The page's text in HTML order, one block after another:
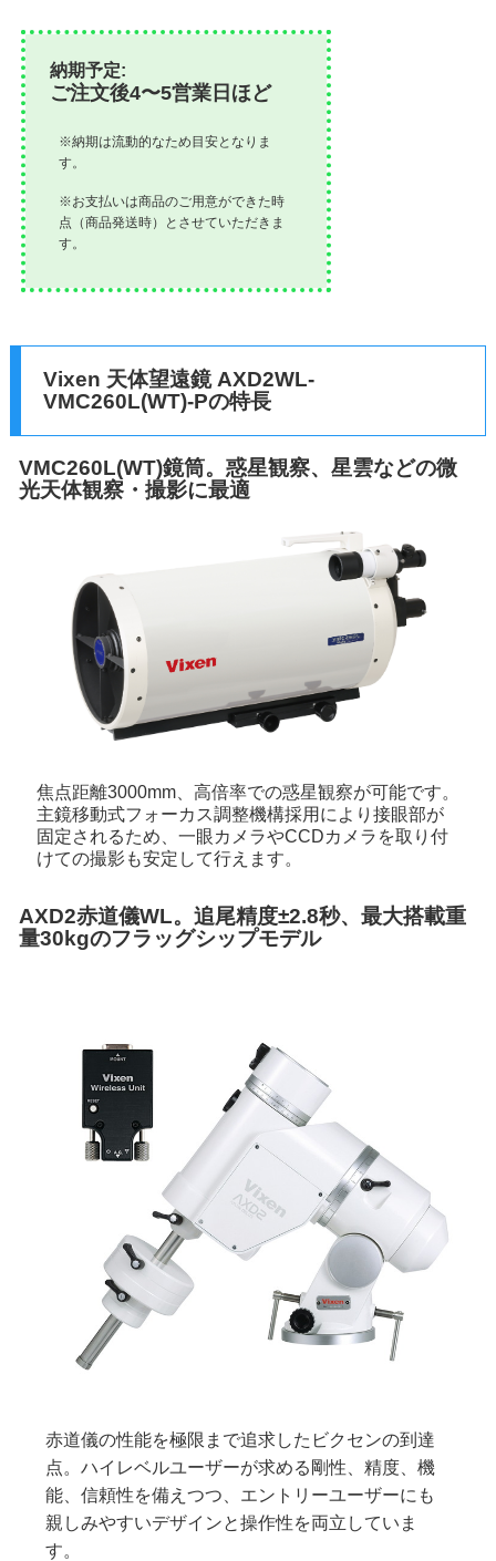
納期予定:
ご注文後4〜5営業日ほど
※納期は流動的なため目安となりま
す。
※お支払いは商品のご用意ができた時
点（商品発送時）とさせていただきま
す。
Vixen 天体望遠鏡 AXD2WL-
VMC260L(WT)-Pの特長
VMC260L(WT)鏡筒。惑星観察、星雲などの微
光天体観察・撮影に最適
焦点距離3000mm、高倍率での惑星観察が可能です。
主鏡移動式フォーカス調整機構採用により接眼部が
固定されるため、一眼カメラやCCDカメラを取り付
けての撮影も安定して行えます。
AXD2赤道儀WL。追尾精度±2.8秒、最大搭載重
量30kgのフラッグシップモデル
赤道儀の性能を極限まで追求したビクセンの到達
点。ハイレベルユーザーが求める剛性、精度、機
能、信頼性を備えつつ、エントリーユーザーにも
親しみやすいデザインと操作性を両立していま
す。